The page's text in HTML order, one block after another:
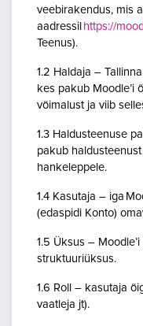
veebirakendus, mis
aadressil https://
Teenus).
1.2 Haldaja –
kes pakub Moodle’i
võimalust ja viib
1.3 Haldusteenuse
pakub
hankeleppele.
1.4 Kasutaja – iga
(edaspidi Konto)
1.5 Üksus –
struktuuriüksus.
1.6 Roll – kasutaja
vaatleja jt).